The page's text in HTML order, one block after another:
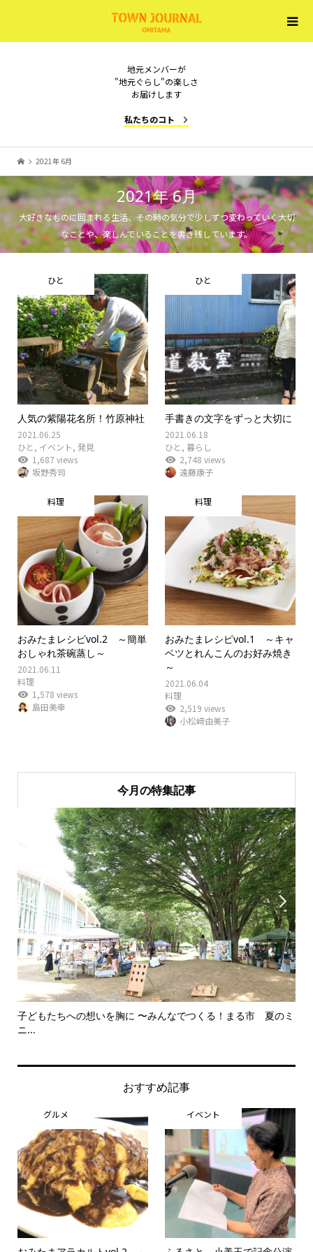
地元メンバーが
"地元ぐらし"の楽しさ
お届けします
私たちのコト
2021年 6月
2021年 6月
大好きなものに囲まれる生活、その時の気分で少しずつ変わっていく大切
なことや、楽しんでいることを書き残しています。
ひと
人気の紫陽花名所！竹原神社
2021.06.25
ひと , イベント, 発見
1,687 views
坂野秀司
ひと
手書きの文字をずっと大切に
2021.06.18
ひと , 暮らし
2,748 views
遠藤康子
料理
おみたまレシピvol.2 ～簡単
おしゃれ茶碗蒸し～
2021.06.11
料理
1,578 views
島田美幸
料理
おみたまレシピvol.1 ～キャ
ベツとれんこんのお好み焼き
～
2021.06.04
料理
2,519 views
小松﨑由美子
今月の特集記事

子どもたちへの想いを胸に 〜みんなでつくる！まる市 夏のミ
ニ...

おすすめ記事
グルメ イベント